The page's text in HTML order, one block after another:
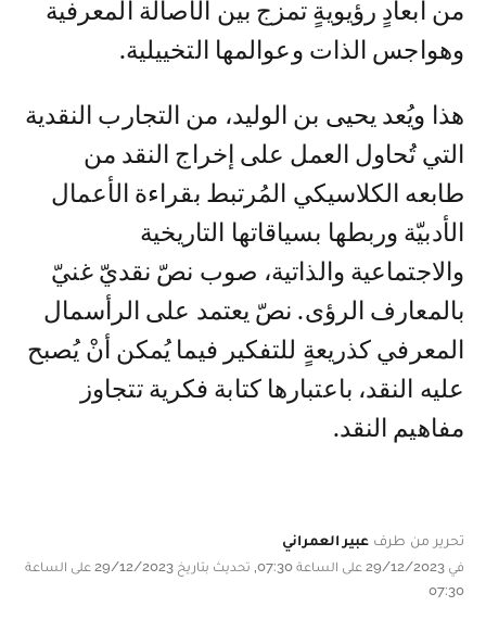
من أبعادٍ رؤيويةٍ تمزج بين الأصالة المعرفية
وهواجس الذات وعوالمها التخييلية.
هذا ويُعد يحيى بن الوليد، من التجارب النقدية
التي تُحاول العمل على إخراج النقد من
طابعه الكلاسيكي المُرتبط بقراءة الأعمال
الأدبيّة وربطها بسياقاتها التاريخية
والاجتماعية والذاتية، صوب نصّ نقديّ غنيّ
بالمعارف الرؤى. نصّ يعتمد على الرأسمال
المعرفي كذريعةٍ للتفكير فيما يُمكن أنْ يُصبح
عليه النقد، باعتبارها كتابة فكرية تتجاوز
مفاهيم النقد.
تحرير من طرف عبير العمراني
في 29/12/2023 على الساعة 07:30, تحديث بتاريخ 29/12/2023 على الساعة
07:30